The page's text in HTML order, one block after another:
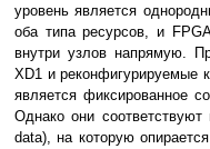
уровень является
оба типа ресурсов, и
внутри узлов напрямую.
XD1 и реконфигурируемые
является фиксированное
Однако они
data), на которую